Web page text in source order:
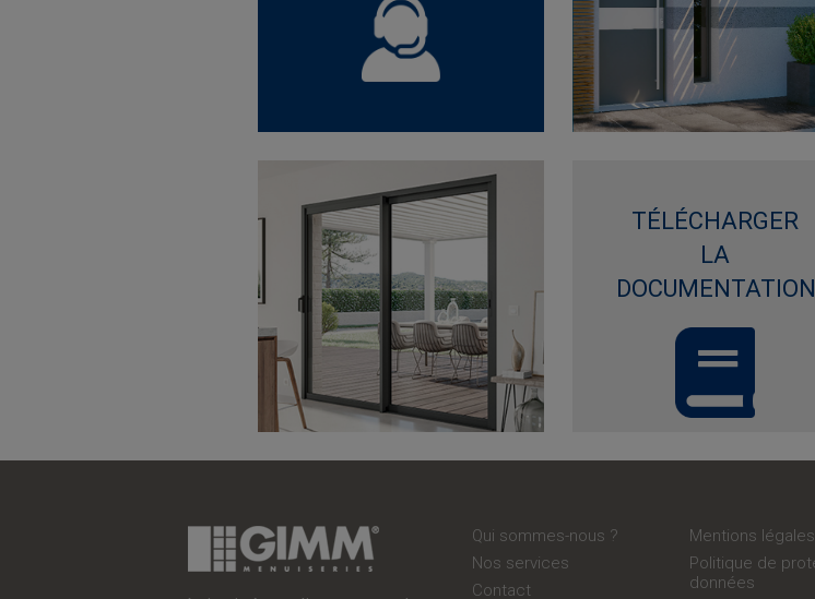
TÉLÉCHARGER
LA
DOCUMENTATION
Qui sommes-nous ?
Nos services
Contact
Mentions légales
Politique de protection des
données